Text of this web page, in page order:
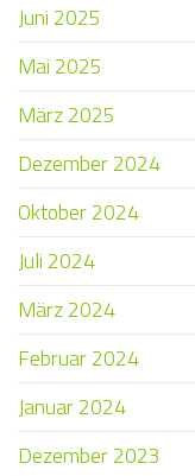
Juni 2025
Mai 2025
März 2025
Dezember 2024
Oktober 2024
Juli 2024
März 2024
Februar 2024
Januar 2024
Dezember 2023